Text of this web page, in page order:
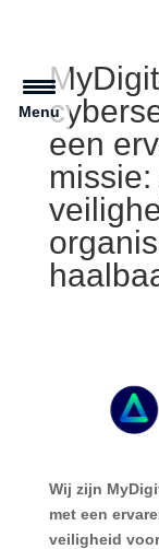
een
Wij zijn
met een
veiligheid
Menu